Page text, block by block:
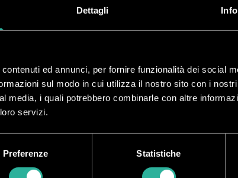
Dettagli
ed annunci, per fornire funzionalità dei social
sul modo in cui utilizza il nostro sito con i
media, i quali potrebbero combinarle con altre
servizi.
Preferenze Statistiche